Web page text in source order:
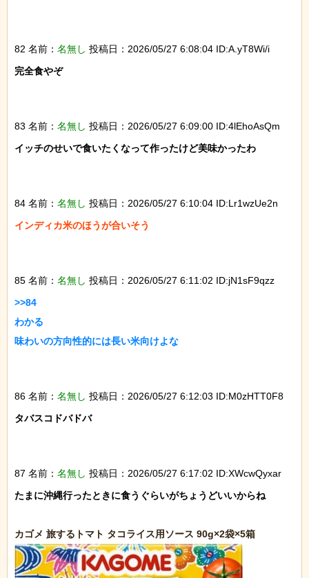
82 名前： 名無し 投稿日：2026/05/27 6:08:04 ID:A.yT8Wi/i
完全食やぞ
83 名前： 名無し 投稿日：2026/05/27 6:09:00 ID:4lEhoAsQm
イッチのせいで食いたくなって作ったけど美味かったわ
84 名前： 名無し 投稿日：2026/05/27 6:10:04 ID:Lr1wzUe2n
インディカ米のほうが合いそう
85 名前： 名無し 投稿日：2026/05/27 6:11:02 ID:jN1sF9qzz
>>84
わかる
味わいの方向性的には長い米向けよな
86 名前： 名無し 投稿日：2026/05/27 6:12:03 ID:M0zHTT0F8
タバスコドバドバ
87 名前： 名無し 投稿日：2026/05/27 6:17:02 ID:XWcwQyxar
たまに沖縄行ったときに食うぐらいがちょうどいいからね